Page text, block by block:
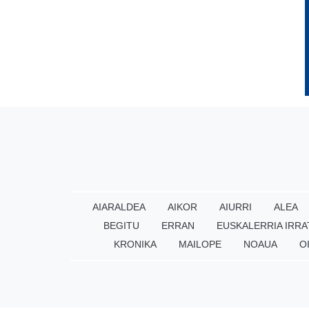
AIARALDEA AIKOR AIURRI ALEA
BEGITU
ERRAN EUSKALERRIA
KRONIKA
MAILOPE NOAUA